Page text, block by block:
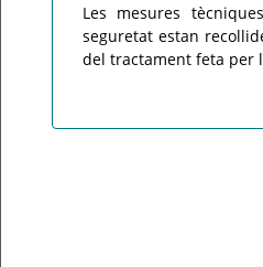
Les mesures
seguretat estan
del tractament feta per